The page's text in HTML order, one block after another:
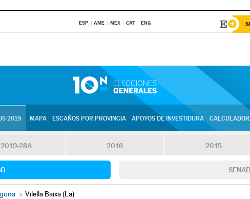
ESP AME MEX CAT ENG
2019 MAPA ESCAÑOS POR PROVINCIA APOYOS DE INVESTIDURA
2019-28A 2016 2015
» Vilella Baixa (La)